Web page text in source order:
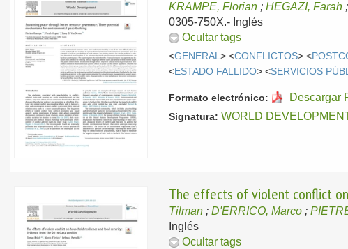
KRAMPE, Florian ;HEGAZI, Farah ;
0305-750X.- Inglés
Ocultar tags
<GENERAL> <CONFLICTOS> <
<ESTADO FALLIDO> <SERVICIOS
Formato electrónico: Descargar
Signatura: WORLD
The effects of violent conflict
Tilman ;D'ERRICO, Marco ;
Inglés
Ocultar tags